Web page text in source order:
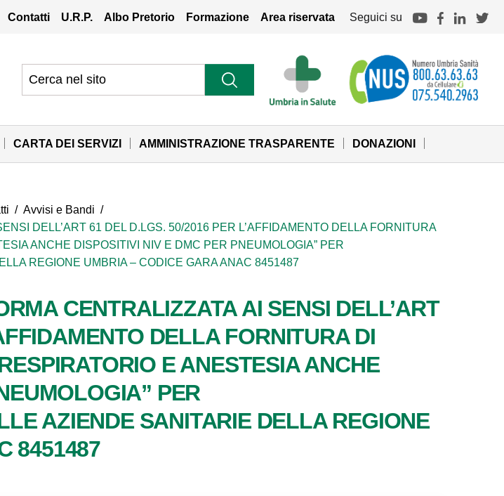
Contatti U.R.P. Albo Pretorio Formazione Area riservata Seguici su
CARTA DEI SERVIZI AMMINISTRAZIONE TRASPARENTE
DONAZIONI
/ Avvisi e Bandi /
DELL’ART 61 DEL D.LGS. 50/2016 PER L’AFFIDAMENTO DELLA FORNITURA
ANCHE DISPOSITIVI NIV E DMC PER PNEUMOLOGIA” PER
REGIONE UMBRIA – CODICE GARA ANAC 8451487
CENTRALIZZATA AI SENSI DELL’ART
DELLA FORNITURA DI
E ANESTESIA ANCHE
PER
AZIENDE SANITARIE DELLA REGIONE
8451487